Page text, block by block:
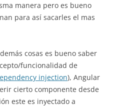
manera pero es bueno
para así sacarles el mas
cosas es bueno saber
funcionalidad de
injection), Angular
cierto componente desde
este es inyectado a